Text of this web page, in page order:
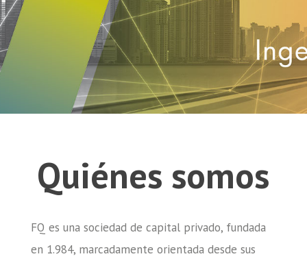
Quiénes somos
FQ es una sociedad de capital privado, fundada
en 1.984, marcadamente orientada desde sus